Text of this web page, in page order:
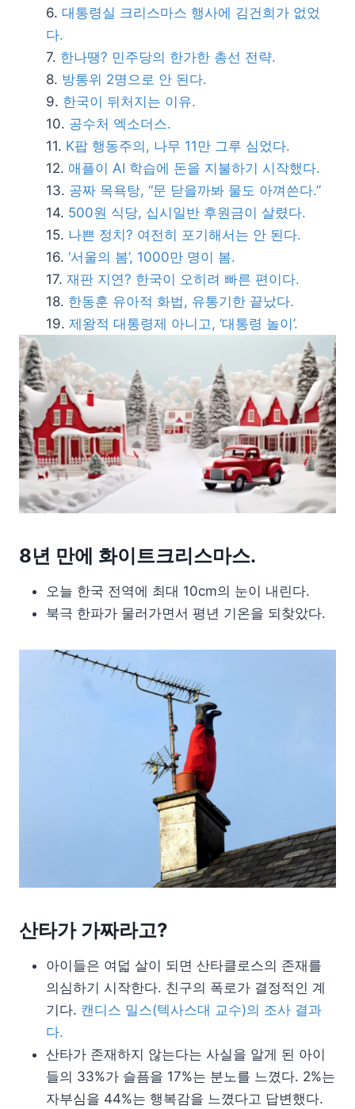
대통령실 크리스마스 행사에 김건희가 없었
다.
한나땡? 민주당의 한가한 총선 전략.
방통위 2명으로 안 된다.
한국이 뒤처지는 이유.
공수처 엑소더스.
K팝 행동주의, 나무 11만 그루 심었다.
애플이 AI 학습에 돈을 지불하기 시작했다.
공짜 목욕탕, “문 닫을까봐 물도 아껴쓴다.”
500원 식당, 십시일반 후원금이 살렸다.
나쁜 정치? 여전히 포기해서는 안 된다.
‘서울의 봄’, 1000만 명이 봄.
재판 지연? 한국이 오히려 빠른 편이다.
한동훈 유아적 화법, 유통기한 끝났다.
제왕적 대통령제 아니고, ‘대통령 놀이’.
8년 만에 화이트크리스마스.
오늘 한국 전역에 최대 10cm의 눈이 내린다.
북극 한파가 물러가면서 평년 기온을 되찾았다.
산타가 가짜라고?
아이들은 여덟 살이 되면 산타클로스의 존재를
의심하기 시작한다. 친구의 폭로가 결정적인 계
기다. 캔디스 밀스(텍사스대 교수)의 조사 결과
다.
산타가 존재하지 않는다는 사실을 알게 된 아이
들의 33%가 슬픔을 17%는 분노를 느꼈다. 2%는
자부심을 44%는 행복감을 느꼈다고 답변했다.